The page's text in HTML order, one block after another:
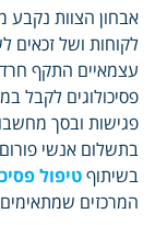
אבחון הצוות נקבע
לקוחות ושל זכאים
עצמאיים התקף
פסיכולוגים לקבל
פגישות ובסך
בתשלום אנשי פורום
בשיתוףטיפול
המרכזים